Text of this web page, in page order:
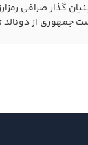
گذار صرافی
جمهوری از دونالد